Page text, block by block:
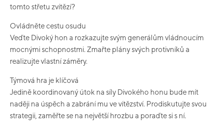
tomto střetu zvítězí?
Ovládněte cestu osudu
Veďte Divoký hon a rozkazujte svým generálům vládnoucím
mocnými schopnostmi. Zmařte plány svých protivníků a
realizujte vlastní záměry.
Týmová hra je klíčová
Jedině koordinovaný útok na síly Divokého honu bude mít
naději na úspěch a zabrání mu ve vítězství. Prodiskutujte svou
strategii, zaměřte se na největší hrozbu a poraďte si s ní.